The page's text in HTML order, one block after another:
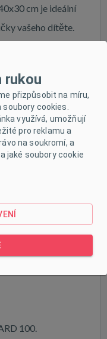
cm je ideální
vašeho dítěte.
poutku ho
40x30 cm jsou
nebo ve
Ušitý ze 2
poutko pro
100.
rukou
přizpůsobit na míru,
cookies.
využívá, umožňují
pro reklamu a
na soukromí, a
jaké soubory cookie